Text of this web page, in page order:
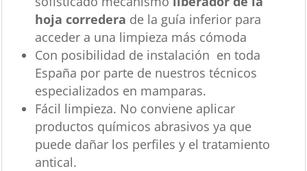
hoja corredera de la guía inferior para
acceder a una limpieza más cómoda
Con posibilidad de instalación en toda
España por parte de nuestros técnicos
especializados en mamparas.
Fácil limpieza. No conviene aplicar
productos químicos abrasivos ya que
puede dañar los perfiles y el tratamiento
antical.